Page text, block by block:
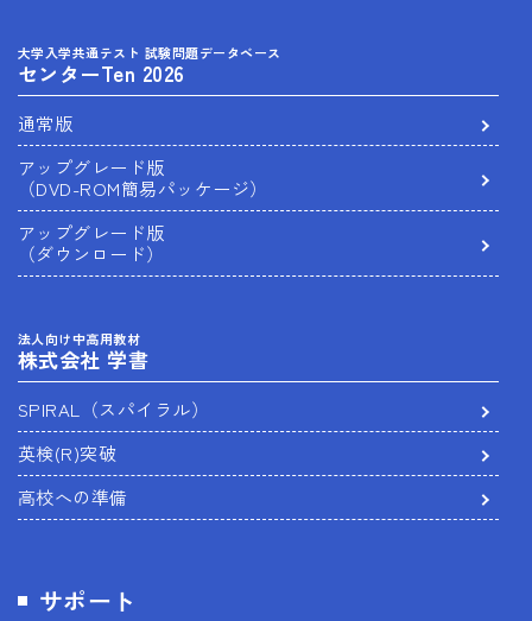
大学入学共通テスト 試験問題データベース
センターTen 2026
通常版
アップグレード版
（DVD-ROM簡易パッケージ）
アップグレード版
（ダウンロード）
法人向け中高用教材
株式会社 学書
SPIRAL（スパイラル）
英検(R)突破
高校への準備
サポート